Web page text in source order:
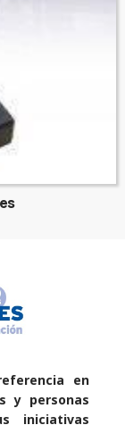
en
y personas
iniciativas